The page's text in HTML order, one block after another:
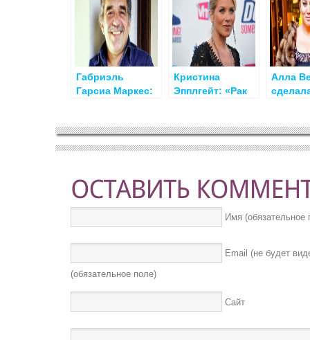
болезни»
жизни позади!»
Габриэль
Гарсиа Маркес:
сердце устает
любить!»
Кристина
Эпплгейт: «Рак
Алла
Имя (обязательное
Email (не будет
(обязательное поле)
Сайт